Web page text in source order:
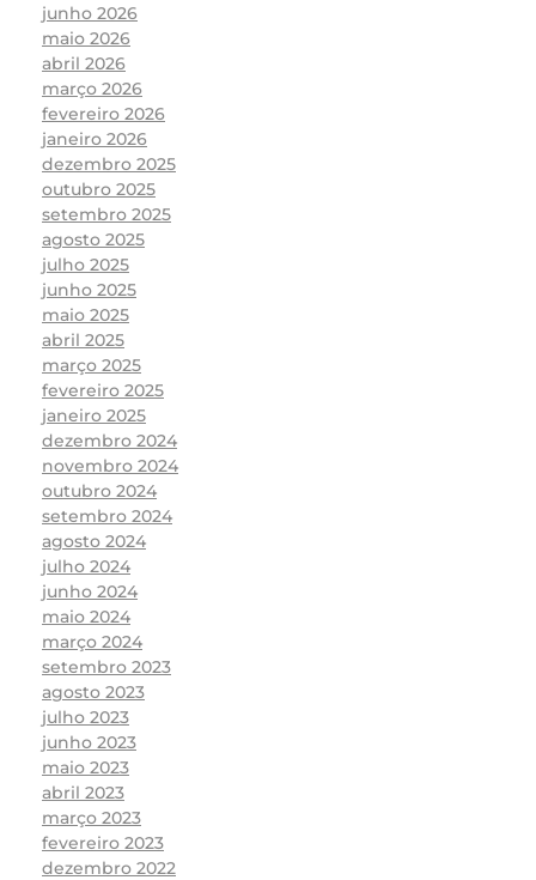
junho 2026
maio 2026
abril 2026
março 2026
fevereiro 2026
janeiro 2026
dezembro 2025
outubro 2025
setembro 2025
agosto 2025
julho 2025
junho 2025
maio 2025
abril 2025
março 2025
fevereiro 2025
janeiro 2025
dezembro 2024
novembro 2024
outubro 2024
setembro 2024
agosto 2024
julho 2024
junho 2024
maio 2024
março 2024
setembro 2023
agosto 2023
julho 2023
junho 2023
maio 2023
abril 2023
março 2023
fevereiro 2023
dezembro 2022